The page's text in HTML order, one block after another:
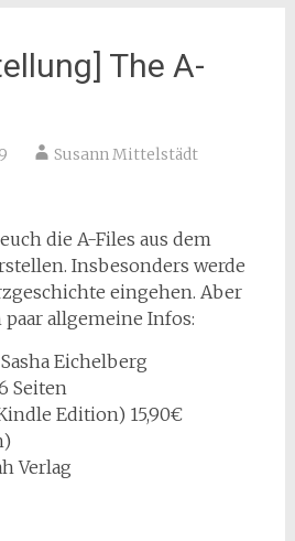
The A-
Susann Mittelstädt
die A-Files aus dem
Insbesonders werde
eingehen. Aber
allgemeine Infos:
Eichelberg
Seiten
Edition) 15,90€
Verlag